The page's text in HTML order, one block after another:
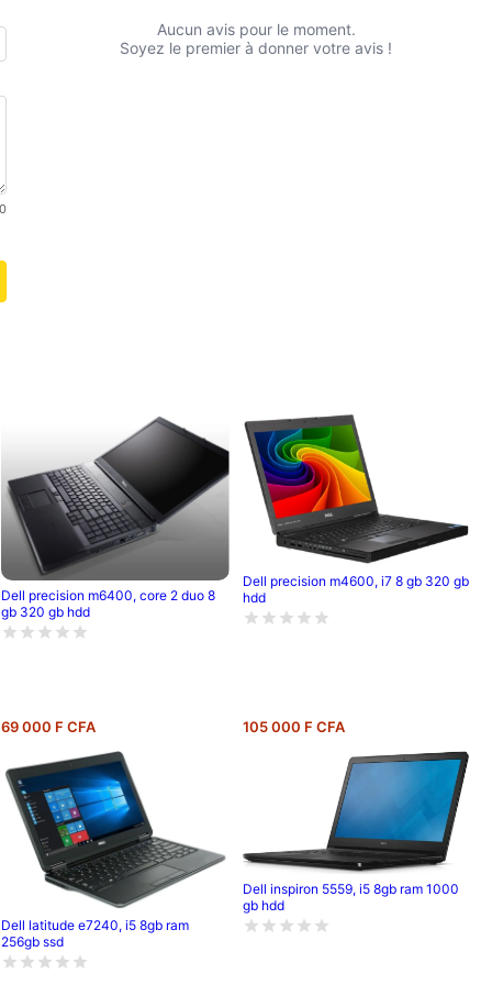
Aucun avis pour le moment.
Soyez le premier à donner votre avis !
Dell precision m6400, core 2 duo 8
gb 320 gb hdd
69 000 F CFA
Dell precision m4600, i7 8 gb 320 gb
hdd
105 000 F CFA
Dell latitude e7240, i5 8gb ram
256gb ssd
Dell inspiron 5559, i5 8gb ram 1000
gb hdd